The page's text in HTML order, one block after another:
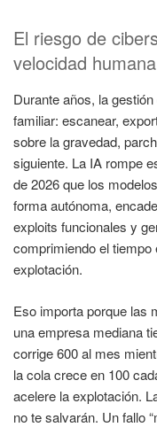
El riesgo de
velocidad humana
Durante años, la
familiar: escanear,
sobre la gravedad,
siguiente. La IA rompe
de 2026 que los
forma autónoma,
exploits funcionales y
comprimiendo el
explotación.
Eso importa porque las
una empresa mediana
corrige 600 al mes
la cola crece en 100
acelere la explotación.
no te salvarán. Un fallo